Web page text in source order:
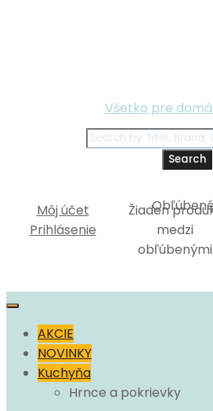
Všetko pre
Search
Môj účet
Prihlásenie
Žiaden
medzi
obľúbenými
Skip
contentAKCIE
NOVINKY
Kuchyňa
Hrnce a pokrievky